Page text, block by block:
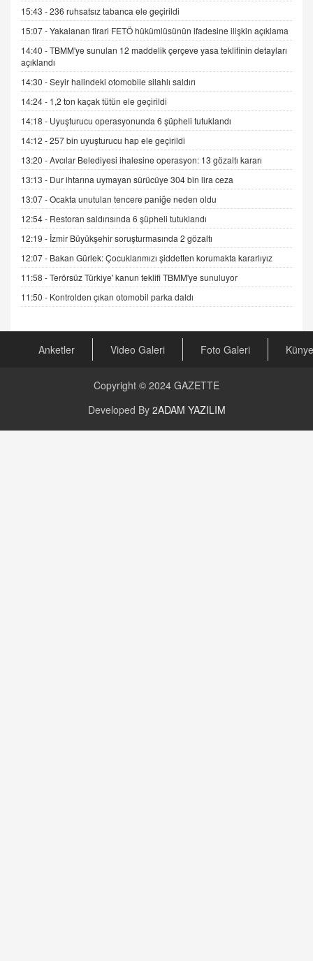
İNCİ GÜL AKÖL
Trump Keşke Adana'yı da Ziyaret Etse...
06.07.2026 13:00
ADEM AKÖL
Esed Destekçilerinin Yüzüne Vurulan Şamar:
Sednaya
11.12.2024 12:30
DR. EKREM ASLAN
Gerçek Ne, Algı Ne? "Beraber Yürüyoruz"
Cümlesinin Peşinden
19.07.2025 12:45
GÖNÜL MENEKŞE
Şifacının Yolu
04.11.2025 12:56
AV. RÜMEYSA ÖZKALE
Arabulucuya Başvuru Şartı
23.09.2023 16:30
Değişen yapısıyla Suriye
15:43 -236 ruhsatsız tabanca ele geçirildi
15:07 -Yakalanan firari FETÖ hükümlüsünün ifadesine ilişkin açıklama
14:40 -TBMM'ye sunulan 12 maddelik çerçeve yasa teklifinin detayları
açıklandı
14:30 -Seyir halindeki otomobile silahlı saldırı
14:24 - 1,2 ton kaçak tütün ele geçirildi
14:18 - Uyuşturucu operasyonunda 6 şüpheli tutuklandı
14:12 -257 bin uyuşturucu hap ele geçirildi
13:20 -Avcılar Belediyesi ihalesine operasyon: 13 gözaltı kararı
13:13 - Dur ihtarına uymayan sürücüye 304 bin lira ceza
13:07 -Ocakta unutulan tencere paniğe neden oldu
12:54 - Restoran saldırısında 6 şüpheli tutuklandı
12:19 - İzmir Büyükşehir soruşturmasında 2 gözaltı
12:07 - Bakan Gürlek: Çocuklarımızı şiddetten korumakta kararlıyız
11:58 -Terörsüz Türkiye' kanun teklifi TBMM'ye sunuluyor
11:50 - Kontrolden çıkan otomobil parka daldı
Anketler Video Galeri Foto Galeri Künye
Copyright © 2024 GAZETTE
Developed By 2ADAM YAZILIM